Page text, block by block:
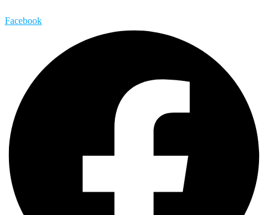
Facebook